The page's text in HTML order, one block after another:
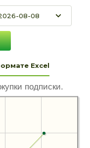
Excel
подписки.